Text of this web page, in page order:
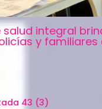
integral
y familiares